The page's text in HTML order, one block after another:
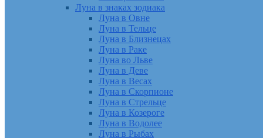
Луна в знаках зодиака
Луна в Овне
Луна в Тельце
Луна в Близнецах
Луна в Раке
Луна во Льве
Луна в Деве
Луна в Весах
Луна в Скорпионе
Луна в Стрельце
Луна в Козероге
Луна в Водолее
Луна в Рыбах